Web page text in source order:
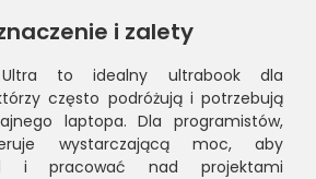
i zalety
Ultra to idealny ultrabook dla
często podróżują i potrzebują
laptopa. Dla programistów,
wystarczającą moc, aby
i pracować nad projektami